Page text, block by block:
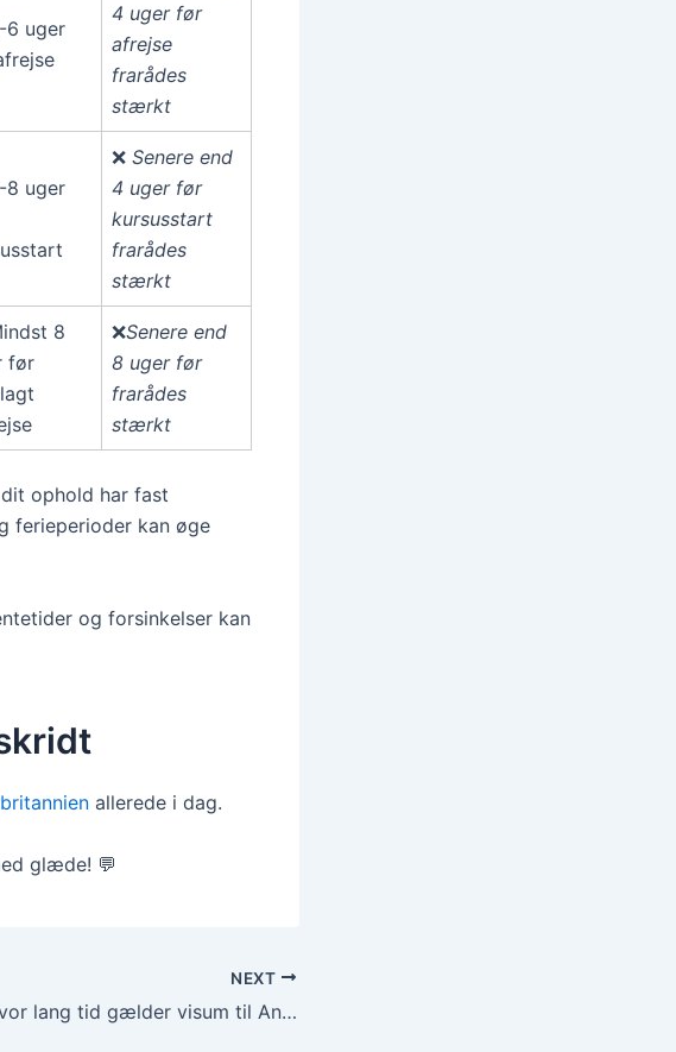
uger
4 uger før
afrejse
frarådes
stærkt
uger
❌ Senere end
4 uger før
kursusstart
frarådes
stærkt
8
før
❌Senere end
8 uger før
frarådes
stærkt
ophold har fast
ferieperioder kan øge
og forsinkelser kan
allerede i dag.
glæde! 💬
NEXT
Hvor lang tid gælder visum til Angola? 🇦🇴 (2025)